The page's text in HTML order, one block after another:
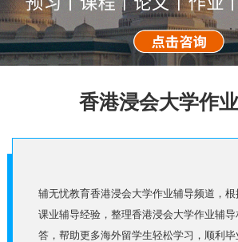
香港浸会大学作
辅无忧教育香港浸会大学作业辅导频道，
课业辅导经验，整理香港浸会大学作业辅
答，帮助更多海外留学生轻松学习，顺利毕